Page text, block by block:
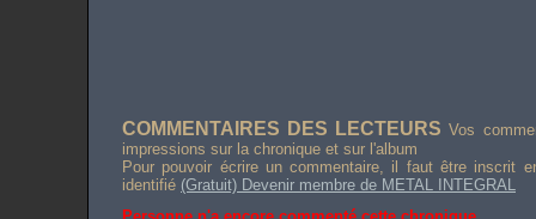
COMMENTAIRES DES LECTEURS Vos
impressions sur la chronique et sur l'album
Pour pouvoir écrire un commentaire, il faut être inscrit
identifié (Gratuit) Devenir membre de METAL INTEGRAL